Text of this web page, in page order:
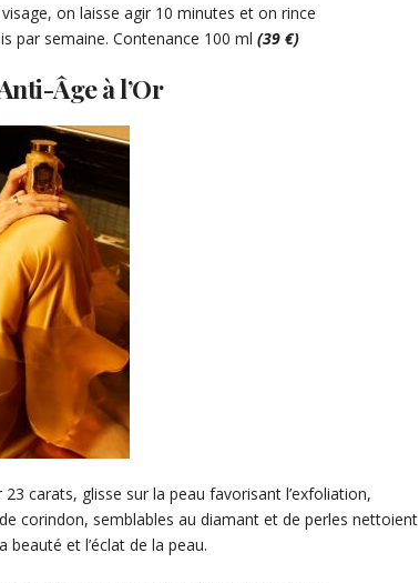
on laisse agir 10 minutes et on rince
par semaine. Contenance 100 ml (39 €)
Âge à l’Or
carats, glisse sur la peau favorisant l’exfoliation,
corindon, semblables au diamant et de perles nettoient
beauté et l’éclat de la peau.